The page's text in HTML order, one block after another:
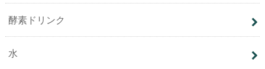
酵素ドリンク
水